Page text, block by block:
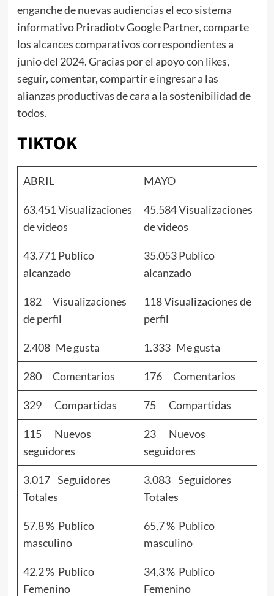
enganche de nuevas audiencias el eco sistema
informativo Priradiotv Google Partner, comparte
los alcances comparativos correspondientes a
junio del 2024. Gracias por el apoyo con likes,
seguir, comentar, compartir e ingresar a las
alianzas productivas de cara a la sostenibilidad de
todos.
TIKTOK
ABRIL MAYO
63.451 Visualizaciones
de videos
45.584 Visualizaciones
de videos
43.771 Publico
alcanzado
35.053 Publico
alcanzado
182 Visualizaciones
de perfil
118 Visualizaciones de
perfil
2.408 Me gusta 1.333 Me gusta
280 Comentarios 176 Comentarios
329 Compartidas 75 Compartidas
115 Nuevos
seguidores
23 Nuevos
seguidores
3.017 Seguidores
Totales
3.083 Seguidores
Totales
57.8 % Publico
masculino
65,7 % Publico
masculino
42.2 % Publico
Femenino
34,3 % Publico
Femenino